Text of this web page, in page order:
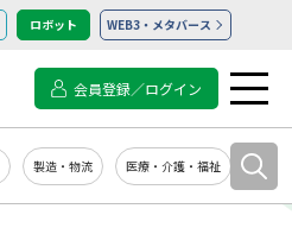
ロボット WEB3・メタバース
会員登録／ログイン
製造・物流 医療・介護・福祉 シス